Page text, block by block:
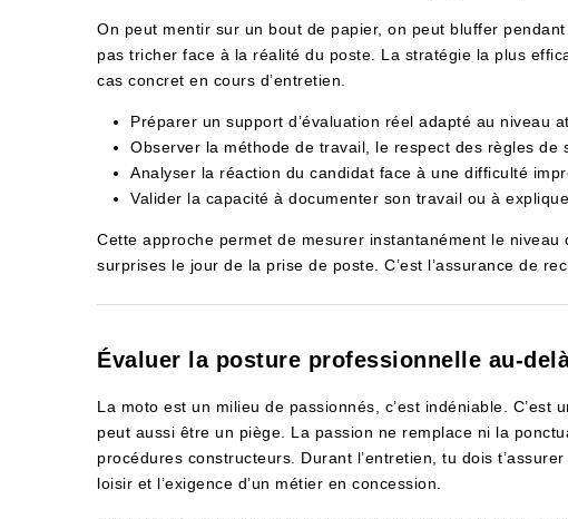
On peut mentir sur un bout de papier, on peut bluffer
pas tricher face à la réalité du poste. La stratégie la plus
cas concret en cours d’entretien.
Préparer un support d’évaluation réel adapté au niveau
Observer la méthode de travail, le respect des règles de
Analyser la réaction du candidat face à une difficulté
Valider la capacité à documenter son travail ou à
Cette approche permet de mesurer instantanément le niveau
surprises le jour de la prise de poste. C’est l’assurance de
Évaluer la posture professionnelle au-
La moto est un milieu de passionnés, c’est indéniable. C’est
peut aussi être un piège. La passion ne remplace ni la
procédures constructeurs. Durant l’entretien, tu dois
loisir et l’exigence d’un métier en concession.